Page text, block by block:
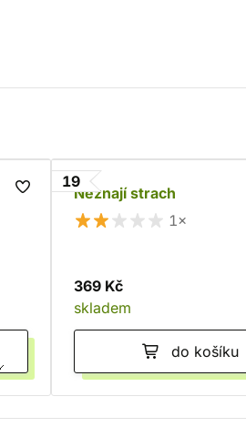
19
Neznají strach
1×
369 Kč
skladem
do košíku